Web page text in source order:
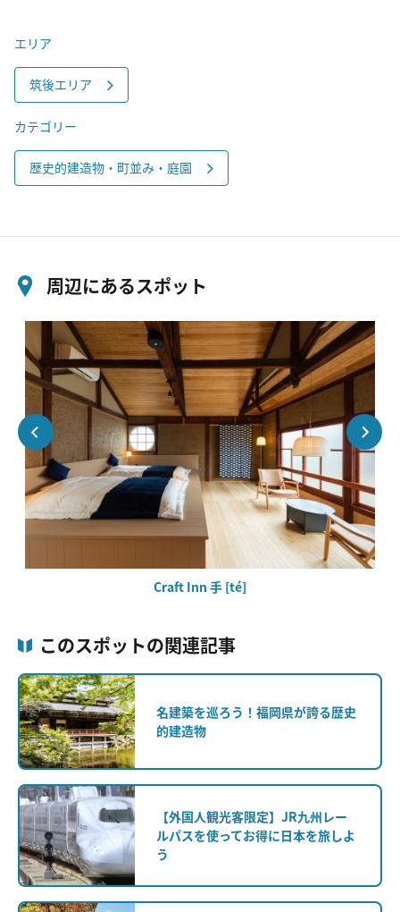
エリア
筑後エリア
カテゴリー
歴史的建造物・町並み・庭園
周辺にあるスポット
Craft Inn 手 [té]
このスポットの関連記事
名建築を巡ろう！福岡県が誇る歴史
的建造物
【外国人観光客限定】JR九州レー
ルパスを使ってお得に日本を旅しよ
う